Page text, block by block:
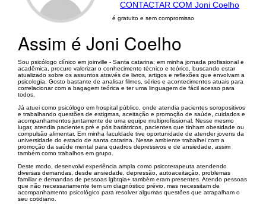
CONTACTAR COM Joni Coelho
é gratuito e sem compromisso
Assim é Joni Coelho
Sou psicólogo clínico em joinville - Santa catarina; em minha jornada profissional e
acadêmica, procuro valorizar o conhecimento técnico e teórico, buscando estar
atualizado sobre os assuntos através de livros, artigos e reflexões que envolvam a
psicologia. Gosto bastante de analisar filmes, séries e acontecimentos atuais para
correlacionar com a bagagem teórica e ter uma linguagem de fácil acesso para
todos.
Já atuei como psicólogo em hospital público, onde atendia pacientes soropositivos
e trabalhando questões de estigmas, aceitação e promoção de saúde, cuidados e
acompanhamentos juntamente de uma equipe multiprofissional. Nesse mesmo
lugar, atendia pacientes pré e pós bariátricos, pacientes que tinham obesidade ou
compulsão alimentar. Em minha faculdade tive oportunidade de atender jovens da
universidade do estado de santa catarina. Nesse ambiente trabalhei com a
promoção da saúde mental para quadros depressivos e de ansiedade, assim
também como trabalhos em grupo.
Deste modo, desenvolvi experiência ampla como psicoterapeuta atendendo
diversas demandas, desde ansiedade, depressão, autoaceitação, problemas
familiar e demandas de pessoas lgbtqia+ também eram presentes. Atendo pessoas
que não necessariamente tem um diagnóstico prévio, mas necessitam de
acompanhamento psicológico para resolver algumas questões que atrapalham o
seu cotidiano.